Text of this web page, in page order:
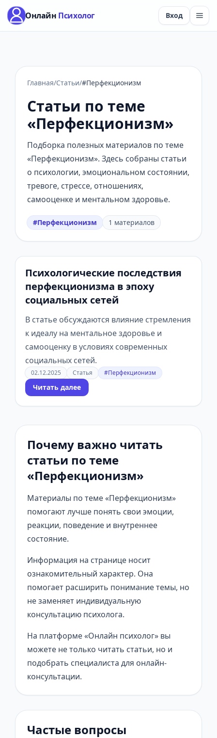
Онлайн Психолог Вход
Главная/Статьи/#Перфекционизм
Статьи по теме
«Перфекционизм»
Подборка полезных материалов по теме
«Перфекционизм». Здесь собраны статьи
о психологии, эмоциональном состоянии,
тревоге, стрессе, отношениях,
самооценке и ментальном здоровье.
#Перфекционизм 1 материалов
Психологические последствия
перфекционизма в эпоху
социальных сетей
В статье обсуждаются влияние стремления
к идеалу на ментальное здоровье и
самооценку в условиях современных
социальных сетей.
02.12.2025 Статья #Перфекционизм
Читать далее
Почему важно читать
статьи по теме
«Перфекционизм»
Материалы по теме «Перфекционизм»
помогают лучше понять свои эмоции,
реакции, поведение и внутреннее
состояние.
Информация на странице носит
ознакомительный характер. Она
помогает расширить понимание темы, но
не заменяет индивидуальную
консультацию психолога.
На платформе «Онлайн психолог» вы
можете не только читать статьи, но и
подобрать специалиста для онлайн-
консультации.
Частые вопросы